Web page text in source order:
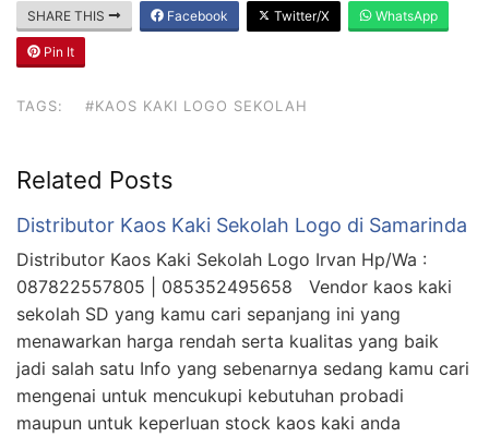
SHARE THIS Facebook Twitter/X WhatsApp
Pin It
TAGS: #KAOS KAKI LOGO SEKOLAH
Related Posts
Distributor Kaos Kaki Sekolah Logo di Samarinda
Distributor Kaos Kaki Sekolah Logo Irvan Hp/Wa :
087822557805 | 085352495658 Vendor kaos kaki
sekolah SD yang kamu cari sepanjang ini yang
menawarkan harga rendah serta kualitas yang baik
jadi salah satu Info yang sebenarnya sedang kamu cari
mengenai untuk mencukupi kebutuhan probadi
maupun untuk keperluan stock kaos kaki anda